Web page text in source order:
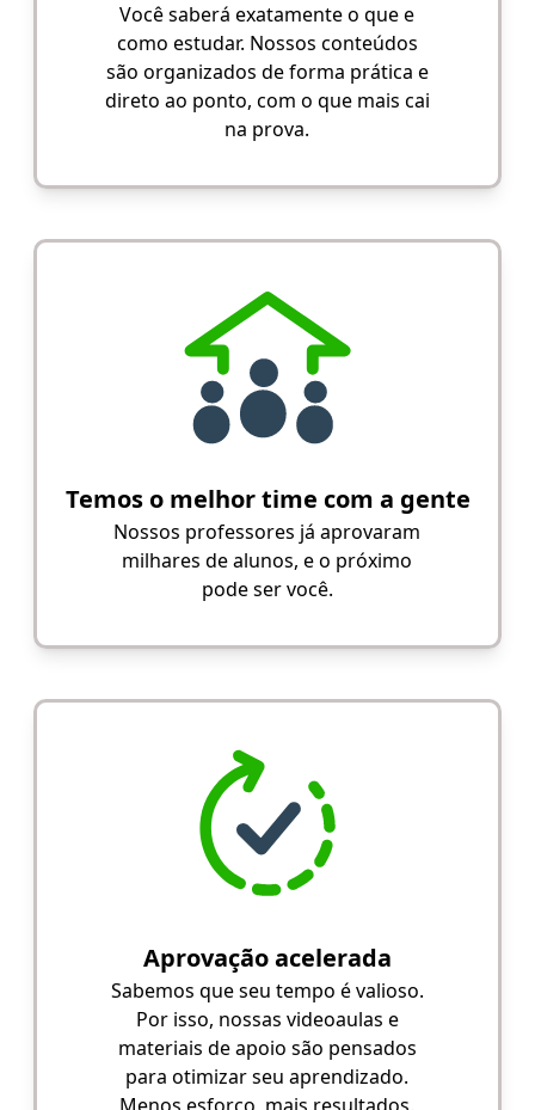
Você saberá exatamente o que e
como estudar. Nossos conteúdos
são organizados de forma prática e
direto ao ponto, com o que mais cai
na prova.
Temos o melhor time com a gente
Nossos professores já aprovaram
milhares de alunos, e o próximo
pode ser você.
Aprovação acelerada
Sabemos que seu tempo é valioso.
Por isso, nossas videoaulas e
materiais de apoio são pensados
para otimizar seu aprendizado.